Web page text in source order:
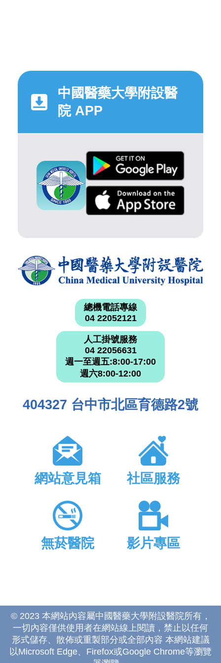
中國醫藥大學附設醫
院 APP
總機電話專線
04 22052121
人工掛號服務
04 22056631
週一至週五:8:00-17:00
週六8:00-12:00
404327 台中市北區育德路2號
網站意見箱 社區服務
無菸醫院 影片專區
© 2023 本網站內容屬中國醫藥大學附設醫院所有，
一切內容僅供使用者在網站線上閱讀，禁止以任何
形式儲存、散佈或重製部分或全部內容 本網站建議
以Microsoft Edge、Firefox或Google Chrome等瀏覽